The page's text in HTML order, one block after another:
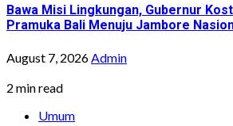
Bawa Misi Lingkungan, Gubernur
Pramuka Bali Menuju Jambore
August 7, 2026 Admin
2 min read
Umum